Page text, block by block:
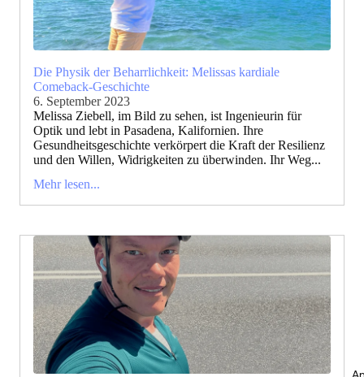
Die Physik der Beharrlichkeit: Melissas kardiale
Comeback-Geschichte
6. September 2023
Melissa Ziebell, im Bild zu sehen, ist Ingenieurin für
Optik und lebt in Pasadena, Kalifornien. Ihre
Gesundheitsgeschichte verkörpert die Kraft der Resilienz
und den Willen, Widrigkeiten zu überwinden. Ihr Weg...
Mehr lesen...